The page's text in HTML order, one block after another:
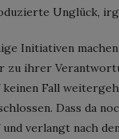
Unglück,
Initiativen
zu ihrer
keinen Fall
Dass da
und verlangt nach